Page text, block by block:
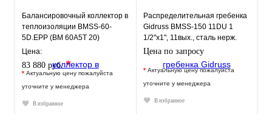
Балансировочный коллектор в
теплоизоляции BMSS-60-
5D.EPP (BM 60A5T 20)
GIDRUSS
Цена:
83 880 руб.*
* Актуальную цену пожалуйста
уточните у менеджера
В избранное
Распределительная гребенка
Gidruss BMSS-150 11DU 1
1/2"х1", 11вых., сталь нерж.
Цена по запросу
* Актуальную цену пожалуйста
уточните у менеджера
В избранное